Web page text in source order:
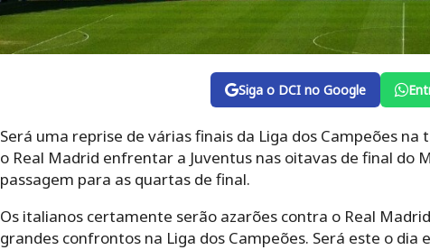
Siga o DCI no Google
Será uma reprise de várias finais da Liga dos Campeões
o Real Madrid enfrentar a Juventus nas oitavas de final do
passagem para as quartas de final.
Os italianos certamente serão azarões contra o Real
grandes confrontos na Liga dos Campeões. Será este o dia